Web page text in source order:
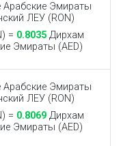
Эмираты
ЛЕУ (RON)
= 0.8035Дирхам
Эмираты (AED)
Эмираты
ЛЕУ (RON)
= 0.8069Дирхам
Эмираты (AED)